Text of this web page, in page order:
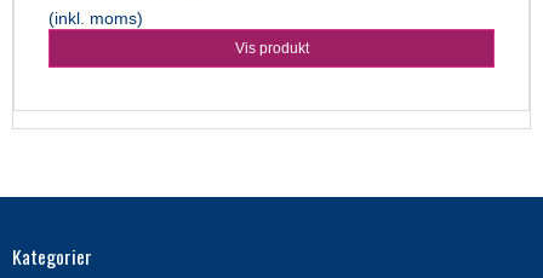
(inkl. moms)
Vis produkt
Kategorier